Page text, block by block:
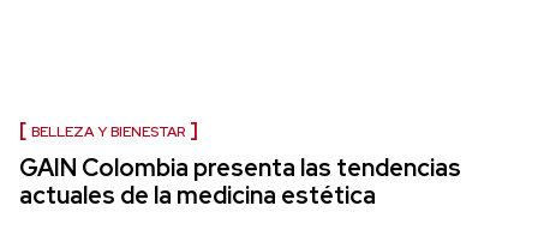
BELLEZA Y BIENESTAR
GAIN Colombia presenta las tendencias
actuales de la medicina estética